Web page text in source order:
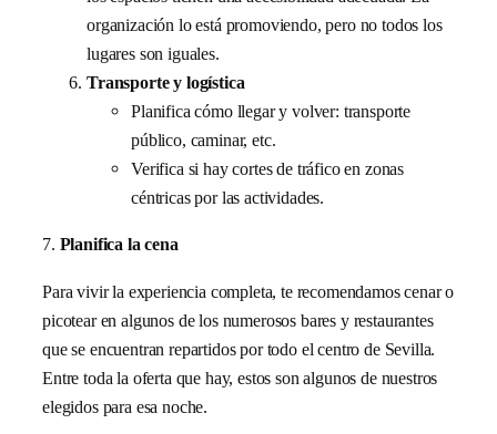
organización lo está promoviendo, pero no todos los
lugares son iguales.
Transporte y logística
Planifica cómo llegar y volver: transporte
público, caminar, etc.
Verifica si hay cortes de tráfico en zonas
céntricas por las actividades.
7. Planifica la cena
Para vivir la experiencia completa, te recomendamos cenar o
picotear en algunos de los numerosos bares y restaurantes
que se encuentran repartidos por todo el centro de Sevilla.
Entre toda la oferta que hay, estos son algunos de nuestros
elegidos para esa noche.